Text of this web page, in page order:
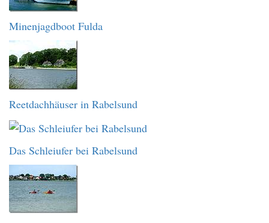
Minenjagdboot Fulda
Reetdachhäuser in Rabelsund
Das Schleiufer bei Rabelsund